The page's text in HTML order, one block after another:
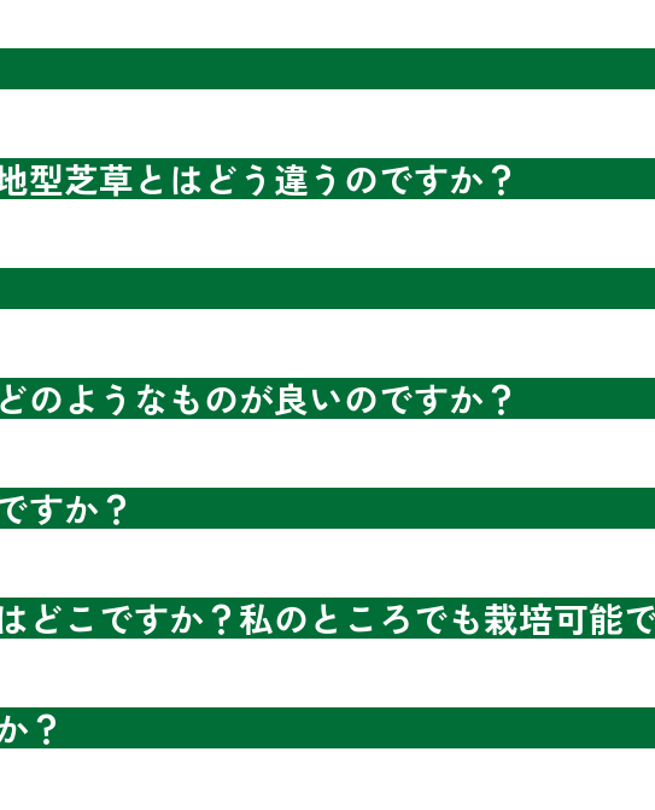
型芝草とはどう違うのですか？
のようなものが良いのですか？
すか？
どこですか？私のところでも栽培可能
？